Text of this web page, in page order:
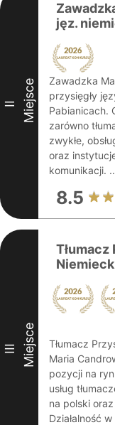
II Miejsce
jęz.
Zawadzka
przysięgły
Pabianicach.
zarówno
zwykłe,
oraz
komunikacji.
8.5
III Miejsce
Tłumacz
Tłumacz
Maria
pozycji na
usług
na polski
Działalność